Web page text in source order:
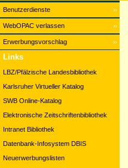
Benutzerdienste
WebOPAC verlassen
Erwerbungsvorschlag
Links
LBZ/Pfälzische Landesbibliothek
Karlsruher Virtueller Katalog
SWB Online-Katalog
Elektronische Zeitschriftenbibliothek
Intranet Bibliothek
Datenbank-Infosystem DBIS
Neuerwerbungslisten